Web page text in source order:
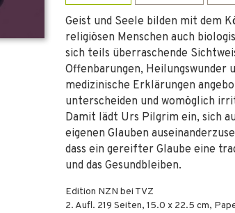
Geist und Seele bilden mit dem
religiösen Menschen auch
sich teils überraschende
Offenbarungen, Heilungswunder
medizinische Erklärungen
unterscheiden und womöglich
Damit lädt Urs Pilgrim ein, sich
eigenen Glauben
dass ein gereifter Glaube eine
und das Gesundbleiben.
Edition NZN bei TVZ
2. Aufl. 219 Seiten, 15.0 x 22.5 cm,